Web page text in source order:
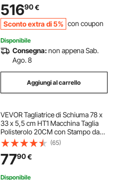
Styrodur, L'Isolamento di Tetti
Inclinati
51690€
Sconto extra di 5% con coupon
Disponibile
Consegna:non appena Sab.
Ago. 8
Aggiungi al carrello
VEVOR Tagliatrice di Schiuma 78 x
33 x 5,5 cm HT1 Macchina Taglia
Polisterolo 20CM con Stampo da
Taglio Circolare in Fuoco MDF e
Lega per Tagliare Schiuma, Spugna,
Cotone Perlato, Nastro, Cartone
(65)
7790€
Disponibile